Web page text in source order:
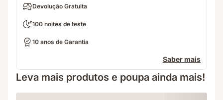
Devolução Gratuita
100 noites de teste
10 anos de Garantia
Saber mais
Leva mais produtos e poupa ainda mais!